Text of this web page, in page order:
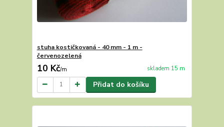
stuha kostičkovaná - 40 mm - 1 m -
červenozelená
10 Kč/m skladem 15 m
Přidat do košíku